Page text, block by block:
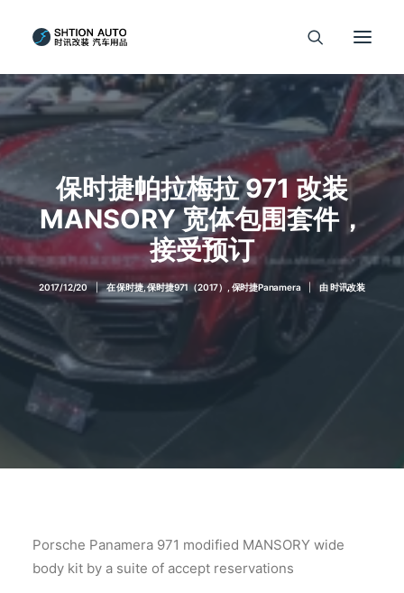
保时捷帕拉梅拉 971 改装
MANSORY 宽体包围套件，
接受预订
2017/12/20 | 在保时捷,保时捷971（2017） 保时捷Panamera 由时讯改装
Porsche Panamera 971 modified MANSORY wide
body kit by a suite of accept reservations